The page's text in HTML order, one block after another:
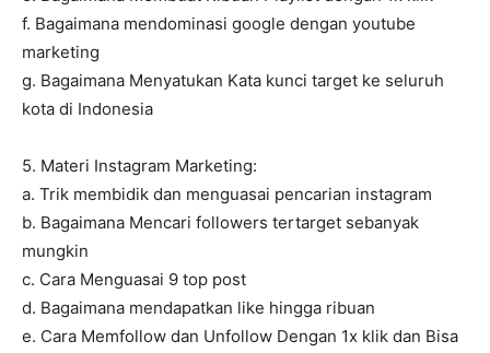
f. Bagaimana mendominasi google dengan youtube
marketing
g. Bagaimana Menyatukan Kata kunci target ke seluruh
kota di Indonesia
5. Materi Instagram Marketing:
a. Trik membidik dan menguasai pencarian instagram
b. Bagaimana Mencari followers tertarget sebanyak
mungkin
c. Cara Menguasai 9 top post
d. Bagaimana mendapatkan like hingga ribuan
e. Cara Memfollow dan Unfollow Dengan 1x klik dan Bisa